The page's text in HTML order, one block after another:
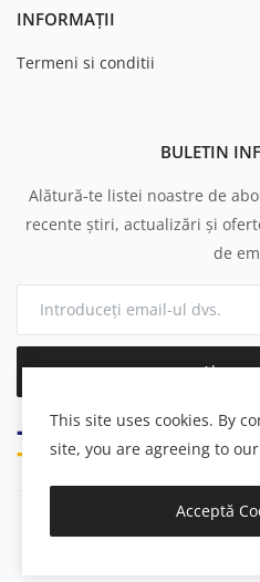
INFORMAȚII
Termeni si conditii
BULETIN
Alătură-te listei noastre de
recente știri, actualizări și
de
Copyright 2025 cpu.ro
This site uses cookies. By
site, you are agreeing to
Acceptă